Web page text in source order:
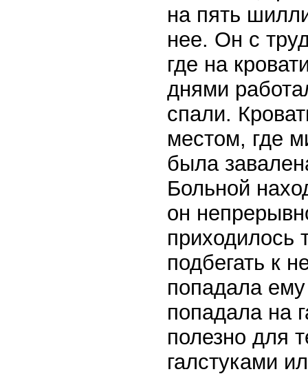
на пять
нее. Он с
где на
днями
спали.
местом, где
была
Больной
он
приходилось
подбегать к
попадала ему
попадала на
полезно для
галстуками